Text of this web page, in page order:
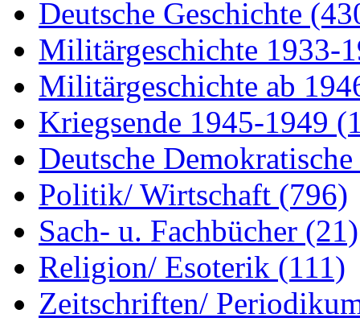
Deutsche Geschichte
Militärgeschichte 1933-
Militärgeschichte ab
Kriegsende 1945-1949
Deutsche
Politik/ Wirtschaft (796)
Sach- u. Fachbücher (21)
Religion/ Esoterik (111)
Zeitschriften/